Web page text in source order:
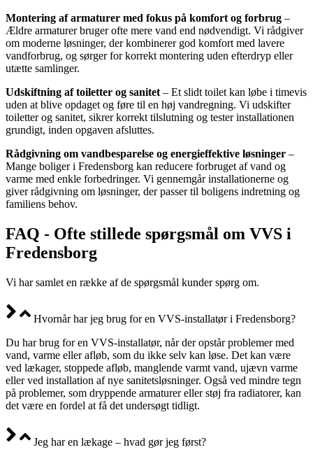
Montering af armaturer med fokus på komfort og forbrug –
Ældre armaturer bruger ofte mere vand end nødvendigt. Vi rådgiver
om moderne løsninger, der kombinerer god komfort med lavere
vandforbrug, og sørger for korrekt montering uden efterdryp eller
utætte samlinger.
Udskiftning af toiletter og sanitet – Et slidt toilet kan løbe i timevis
uden at blive opdaget og føre til en høj vandregning. Vi udskifter
toiletter og sanitet, sikrer korrekt tilslutning og tester installationen
grundigt, inden opgaven afsluttes.
Rådgivning om vandbesparelse og energieffektive løsninger –
Mange boliger i Fredensborg kan reducere forbruget af vand og
varme med enkle forbedringer. Vi gennemgår installationerne og
giver rådgivning om løsninger, der passer til boligens indretning og
familiens behov.
FAQ - Ofte stillede spørgsmål om VVS i
Fredensborg
Vi har samlet en række af de spørgsmål kunder spørg om.
Hvornår har jeg brug for en VVS-installatør i Fredensborg?
Du har brug for en VVS-installatør, når der opstår problemer med
vand, varme eller afløb, som du ikke selv kan løse. Det kan være
ved lækager, stoppede afløb, manglende varmt vand, ujævn varme
eller ved installation af nye sanitetsløsninger. Også ved mindre tegn
på problemer, som dryppende armaturer eller støj fra radiatorer, kan
det være en fordel at få det undersøgt tidligt.
Jeg har en lækage – hvad gør jeg først?